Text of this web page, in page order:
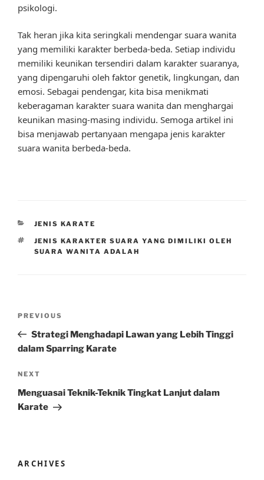
psikologi.
Tak heran jika kita seringkali mendengar suara wanita
yang memiliki karakter berbeda-beda. Setiap individu
memiliki keunikan tersendiri dalam karakter suaranya,
yang dipengaruhi oleh faktor genetik, lingkungan, dan
emosi. Sebagai pendengar, kita bisa menikmati
keberagaman karakter suara wanita dan menghargai
keunikan masing-masing individu. Semoga artikel ini
bisa menjawab pertanyaan mengapa jenis karakter
suara wanita berbeda-beda.
CATEGORIES
JENIS KARATE
TAGS
JENIS KARAKTER SUARA YANG DIMILIKI OLEH
SUARA WANITA ADALAH
Previous
Post
PREVIOUS
Strategi Menghadapi Lawan yang Lebih Tinggi
dalam Sparring Karate
Next
Post
NEXT
Menguasai Teknik-Teknik Tingkat Lanjut dalam
Karate
ARCHIVES